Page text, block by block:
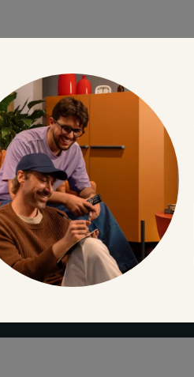
iscriviti alla